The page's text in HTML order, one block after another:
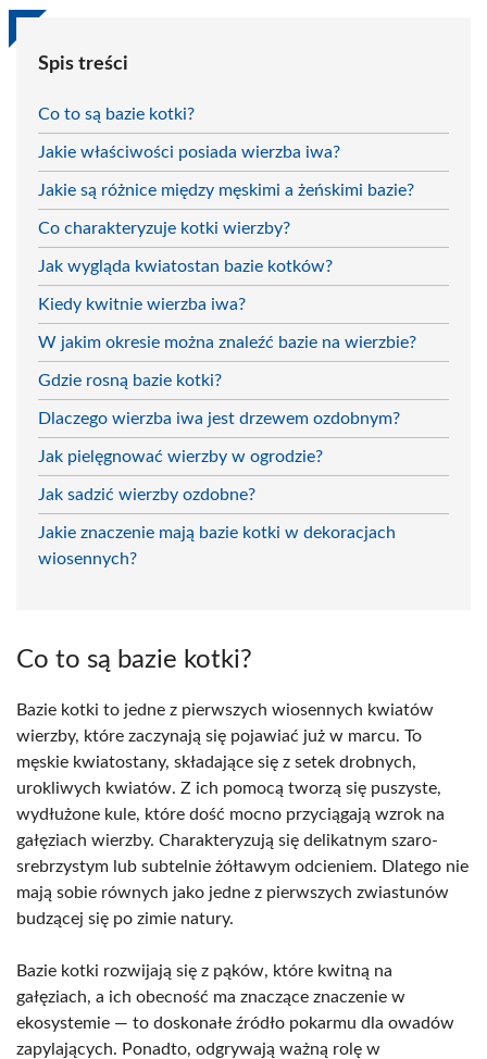
Spis treści
Co to są bazie kotki?
Jakie właściwości posiada wierzba iwa?
Jakie są różnice między męskimi a żeńskimi bazie?
Co charakteryzuje kotki wierzby?
Jak wygląda kwiatostan bazie kotków?
Kiedy kwitnie wierzba iwa?
W jakim okresie można znaleźć bazie na wierzbie?
Gdzie rosną bazie kotki?
Dlaczego wierzba iwa jest drzewem ozdobnym?
Jak pielęgnować wierzby w ogrodzie?
Jak sadzić wierzby ozdobne?
Jakie znaczenie mają bazie kotki w dekoracjach
wiosennych?
Co to są bazie kotki?
Bazie kotki to jedne z pierwszych wiosennych kwiatów
wierzby, które zaczynają się pojawiać już w marcu. To
męskie kwiatostany, składające się z setek drobnych,
urokliwych kwiatów. Z ich pomocą tworzą się puszyste,
wydłużone kule, które dość mocno przyciągają wzrok na
gałęziach wierzby. Charakteryzują się delikatnym szaro-
srebrzystym lub subtelnie żółtawym odcieniem. Dlatego nie
mają sobie równych jako jedne z pierwszych zwiastunów
budzącej się po zimie natury.
Bazie kotki rozwijają się z pąków, które kwitną na
gałęziach, a ich obecność ma znaczące znaczenie w
ekosystemie — to doskonałe źródło pokarmu dla owadów
zapylających. Ponadto, odgrywają ważną rolę w